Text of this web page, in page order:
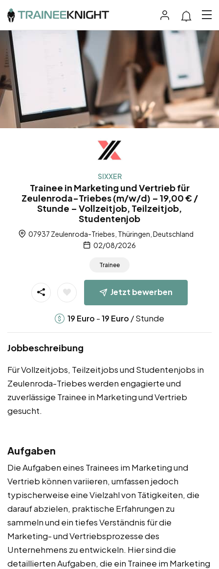
SIXXER
Trainee in Marketing und Vertrieb für
Zeulenroda-Triebes (m/w/d) – 19,00 € /
Stunde – Vollzeitjob, Teilzeitjob,
Studentenjob
07937 Zeulenroda-Triebes, Thüringen, Deutschland
02/08/2026
Trainee
Jetzt bewerben
19 Euro -19 Euro / Stunde
Jobbeschreibung
Für Vollzeitjobs, Teilzeitjobs und Studentenjobs in
Zeulenroda-Triebes werden engagierte und
zuverlässige Trainee in Marketing und Vertrieb
gesucht.
Aufgaben
Die Aufgaben eines Trainees im Marketing und
Vertrieb können variieren, umfassen jedoch
typischerweise eine Vielzahl von Tätigkeiten, die
darauf abzielen, praktische Erfahrungen zu
sammeln und ein tiefes Verständnis für die
Marketing- und Vertriebsprozesse des
Unternehmens zu entwickeln. Hier sind die
detaillierten Aufgaben, die ein Trainee im Marketing